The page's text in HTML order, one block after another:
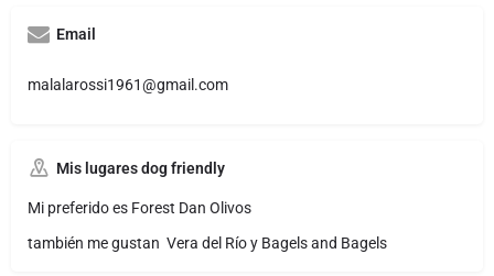
Email
malalarossi1961@gmail.com
Mis lugares dog friendly
Mi preferido es Forest Dan Olivos
también me gustan Vera del Río y Bagels and Bagels